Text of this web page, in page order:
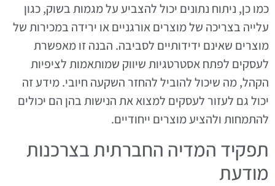
כמו כן, ניתוח נתונים יכול להצביע על מגמות בשוק, כגון
עלייה בצריכה של מוצרים אורגניים או ירידה במכירות של
מוצרים שאינם ידידותיים לסביבה. הבנה זו מאפשרת
לעסקים לפתח אסטרטגיות שיווק שמותאמות לציפיות
הקהל, מה שיכול להוביל להחזר השקעה חיובי. מידע זה
יכול גם לעזור לעסקים למצוא את הנישות בהן הם יכולים
להתמחות ולהציע מוצרים ייחודיים.
תפקיד המדיה החברתית בצרכנות
מודעת